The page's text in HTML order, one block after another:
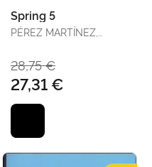
Spring 5
PÉREZ MARTÍNEZ,
28,75 €
27,31 €